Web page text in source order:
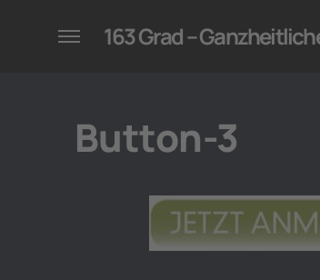
für Unternehmen
163 Grad –
Button-3